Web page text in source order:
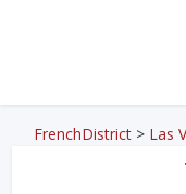
FrenchDistrict > Las